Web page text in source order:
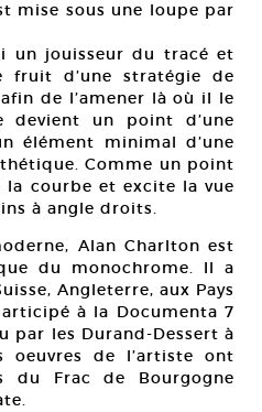
mise sous une loupe par
un jouisseur du tracé et
d’une stratégie de
de l’amener là où il le
devient un point d’une
élément minimal d’une
Comme un point
courbe et excite la vue
à angle droits.
Alan Charlton est
du monochrome. Il a
Angleterre, aux Pays
à la Documenta 7
par les Durand-Dessert à
oeuvres de l’artiste ont
du Frac de Bourgogne